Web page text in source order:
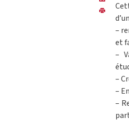
–
et
–
–
–
–